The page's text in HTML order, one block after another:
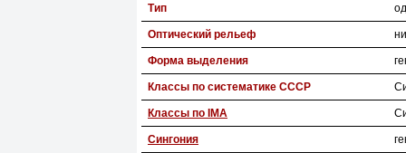
Тип
Оптический рельеф
Форма выделения
Классы по систематике СССР
Классы по IMA
Сингония